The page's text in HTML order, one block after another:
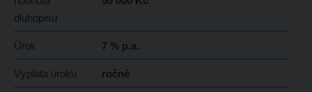
dluhopisu
Úrok 7 % p.a.
Výplata úroku ročně